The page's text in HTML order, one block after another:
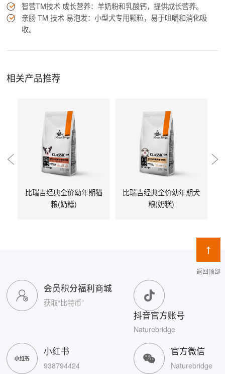
智营TM技术 成长营养：羊奶粉和乳酸钙，提供成长营养。
亲肠 TM 技术 易泡发：小型犬专用颗粒，易于咀嚼和消化吸
收。
相关产品推荐
比瑞吉经典全价幼年期猫
粮(奶糕)
比瑞吉经典全价幼年期犬
粮(奶糕)
会员积分福利商城
获取“比特币”
抖音官方账号
Naturebridge
小红书
938794424
官方微信
Naturebridge
返回顶部